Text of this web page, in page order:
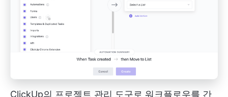
ClickUp의 프로젝트 관리 도구로 워크플로우를 간